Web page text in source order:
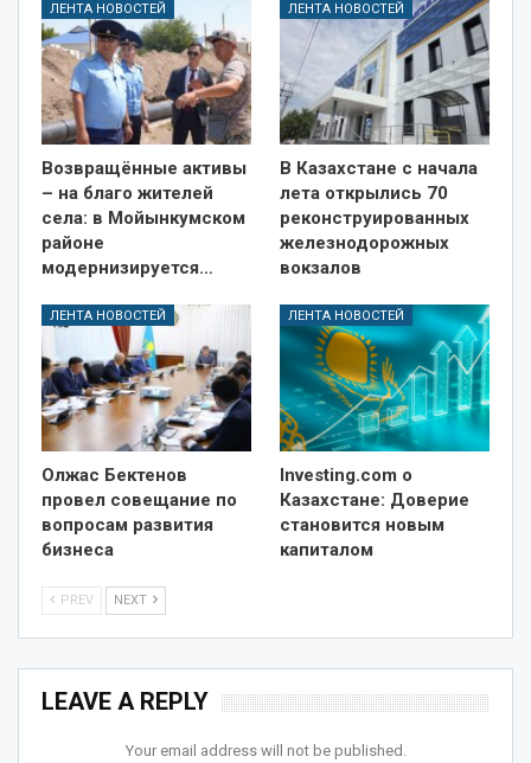
ЛЕНТА НОВОСТЕЙ
Возвращённые активы
– на благо жителей
села: в Мойынкумском
районе
модернизируется…
ЛЕНТА НОВОСТЕЙ
В Казахстане с начала
лета открылись 70
реконструированных
железнодорожных
вокзалов
ЛЕНТА НОВОСТЕЙ
Олжас Бектенов
провел совещание по
вопросам развития
бизнеса
ЛЕНТА НОВОСТЕЙ
Investing.com о
Казахстане: Доверие
становится новым
капиталом
PREV NEXT
LEAVE A REPLY
Your email address will not be published.